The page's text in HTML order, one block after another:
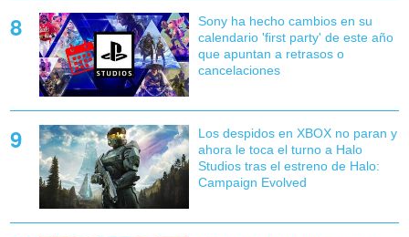
Sony ha hecho cambios en su
calendario 'first party' de este año
que apuntan a retrasos o
cancelaciones
Los despidos en XBOX no paran y
ahora le toca el turno a Halo
Studios tras el estreno de Halo:
Campaign Evolved